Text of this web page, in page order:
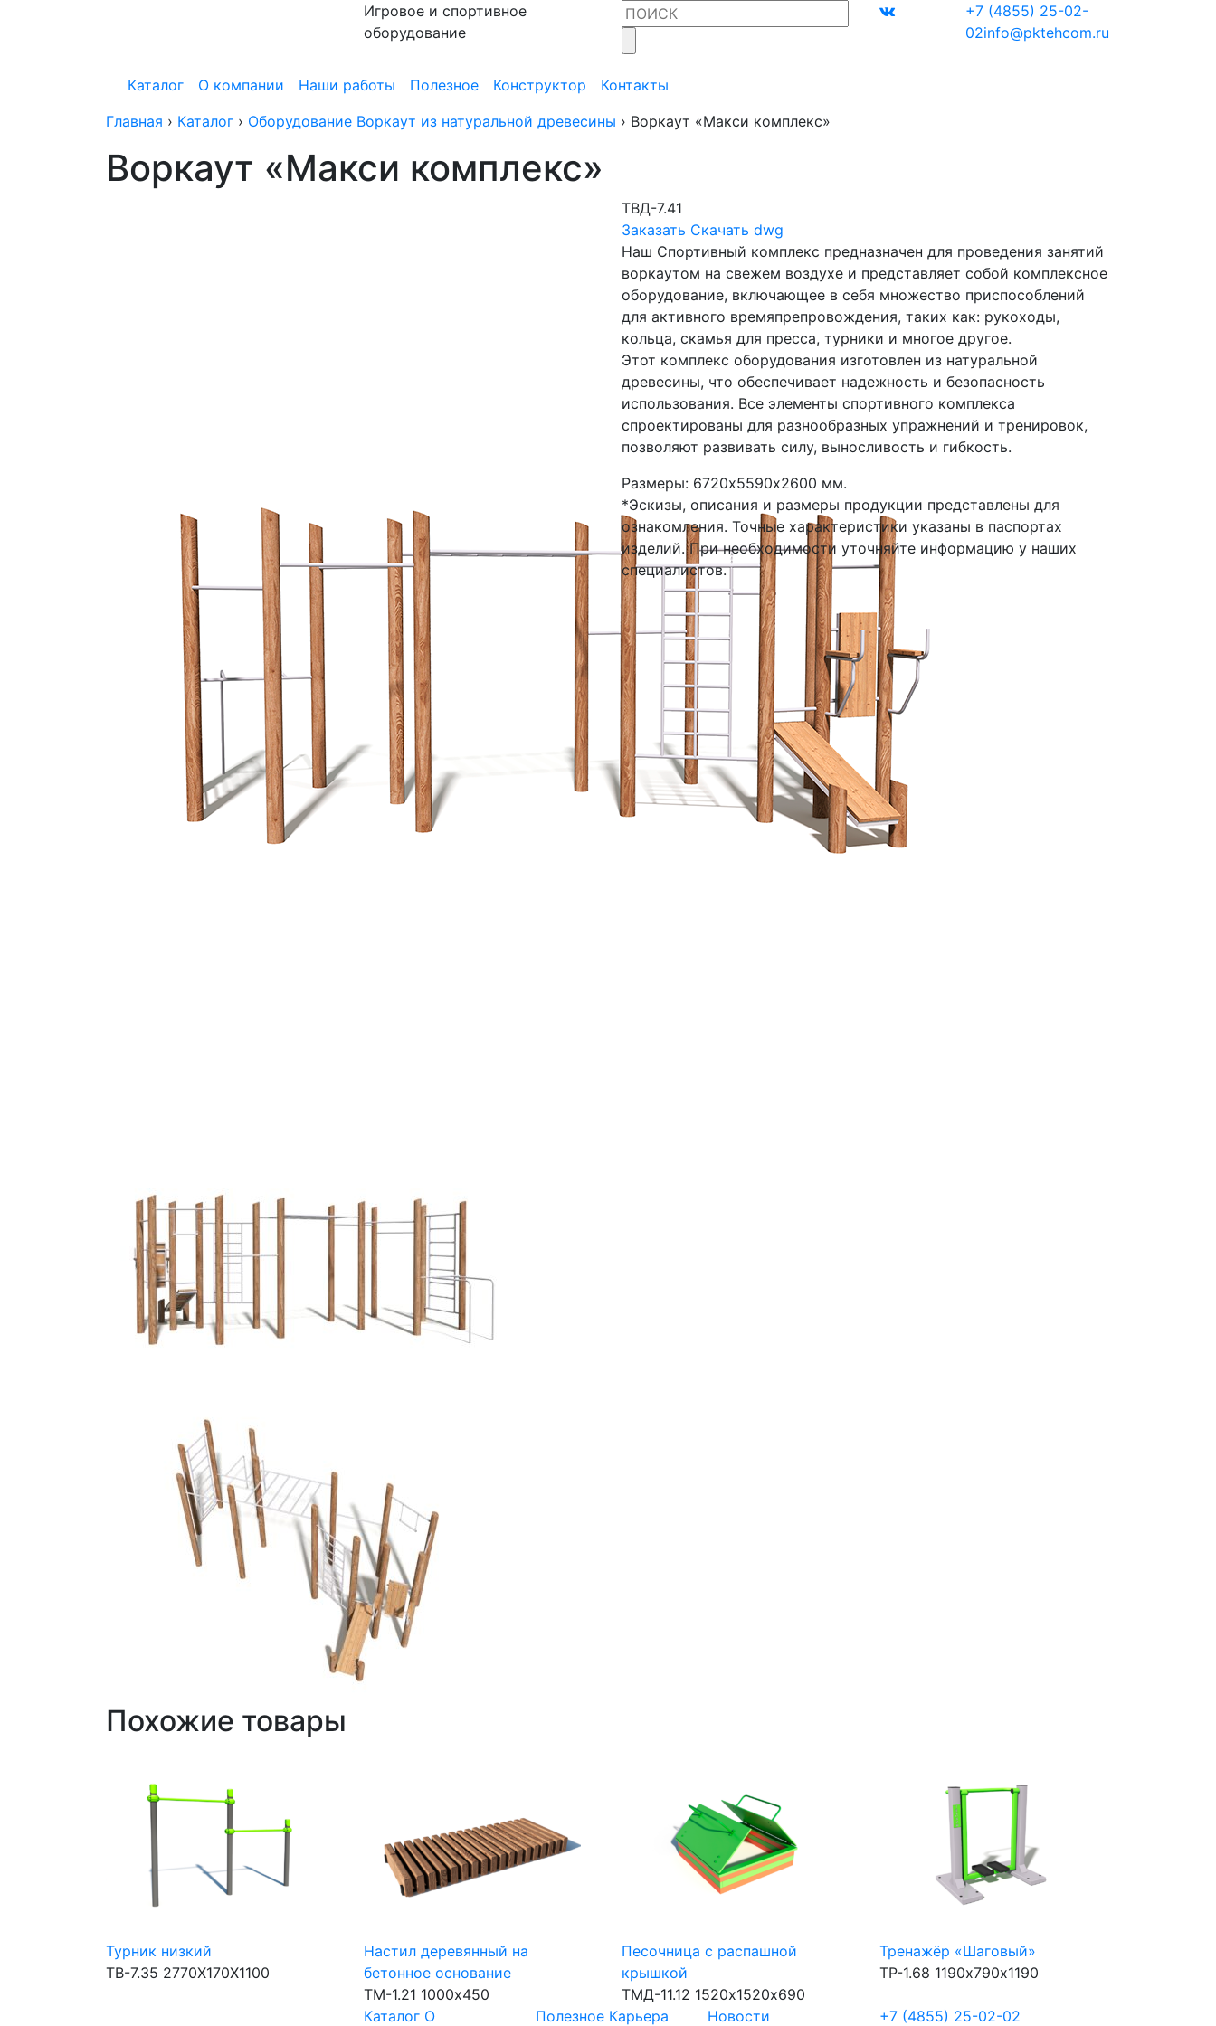
Игровое и спортивное
оборудование
+7 (4855) 25-02-
02info@pktehcom.ru
Каталог О компании Наши работы Полезное Конструктор
Контакты
Главная › Каталог › Оборудование Воркаут из натуральной древесины › Воркаут «Макси комплекс»
Воркаут «Макси комплекс»
ТВД-7.41
Заказать Скачать dwg
Наш Спортивный комплекс предназначен для проведения занятий
воркаутом на свежем воздухе и представляет собой комплексное
оборудование, включающее в себя множество приспособлений
для активного времяпрепровождения, таких как: рукоходы,
кольца, скамья для пресса, турники и многое другое.
Этот комплекс оборудования изготовлен из натуральной
древесины, что обеспечивает надежность и безопасность
использования. Все элементы спортивного комплекса
спроектированы для разнообразных упражнений и тренировок,
позволяют развивать силу, выносливость и гибкость.
Размеры: 6720х5590х2600 мм.
*Эскизы, описания и размеры продукции представлены для
ознакомления. Точные характеристики указаны в паспортах
изделий. При необходимости уточняйте информацию у наших
специалистов.
Похожие товары
Турник низкий
ТВ-7.35 2770Х170Х1100
Настил деревянный на
бетонное основание
ТМ-1.21 1000х450
Песочница с распашной
крышкой
ТМД-11.12 1520х1520х690
Тренажёр «Шаговый»
ТР-1.68 1190х790х1190
Каталог О Полезное Карьера Новости +7 (4855) 25-02-02